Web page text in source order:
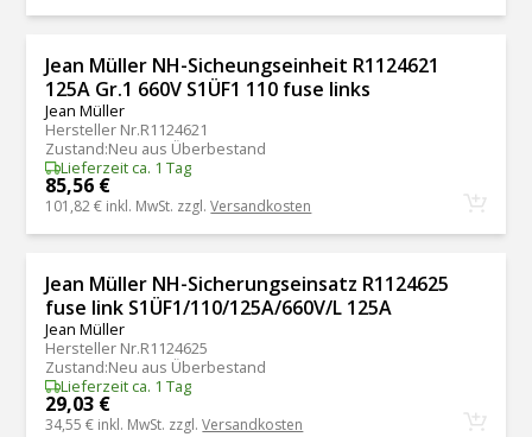
Jean Müller NH-Sicheungseinheit R1124621
125A Gr.1 660V S1ÜF1 110 fuse links
Jean Müller
Hersteller Nr.R1124621
Zustand:Neu aus Überbestand
Lieferzeit ca. 1 Tag
85,56 €
101,82 € inkl. MwSt. zzgl.Versandkosten
Jean Müller NH-Sicherungseinsatz R1124625
fuse link S1ÜF1/110/125A/660V/L 125A
Jean Müller
Hersteller Nr.R1124625
Zustand:Neu aus Überbestand
Lieferzeit ca. 1 Tag
29,03 €
34,55 € inkl. MwSt. zzgl.Versandkosten